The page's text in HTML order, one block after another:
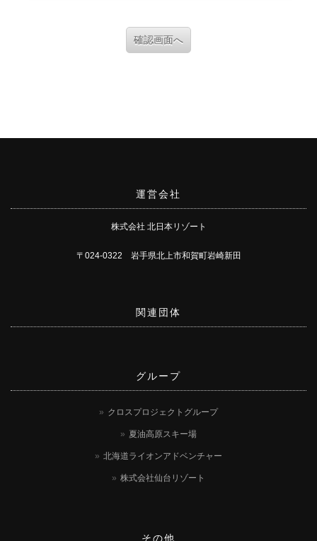
確認画面へ
運営会社
株式会社 北日本リゾート
〒024-0322 岩手県北上市和賀町岩崎新田
関連団体
グループ
クロスプロジェクトグループ
夏油高原スキー場
北海道ライオンアドベンチャー
株式会社仙台リゾート
その他